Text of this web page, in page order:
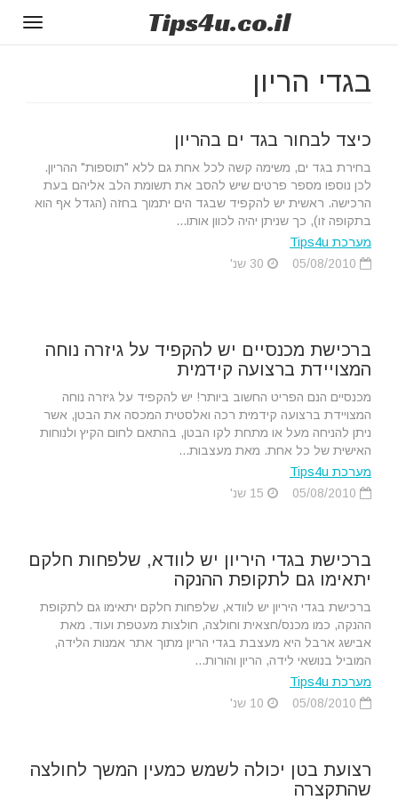
Tips4u.co.il
בגדי הריון
כיצד לבחור בגד ים בהריון
בחירת בגד ים, משימה קשה לכל אחת גם ללא "תוספות" ההריון.
לכן נוספו מספר פרטים שיש להסב את תשומת הלב אליהם בעת
הרכישה. ראשית יש להקפיד שבגד הים יתמוך בחזה (הגדל אף הוא
בתקופה זו), כך שניתן יהיה לכוון אותו...
מערכת Tips4u
ברכישת מכנסיים יש להקפיד על גיזרה נוחה
המצויידת ברצועה קידמית
מכנסיים הנם הפריט החשוב ביותר! יש להקפיד על גיזרה נוחה
המצויידת ברצועה קידמית רכה ואלסטית המכסה את הבטן, אשר
ניתן להניחה מעל או מתחת לקו הבטן, בהתאם לחום הקיץ ולנוחות
האישית של כל אחת. מאת מעצבות...
מערכת Tips4u
ברכישת בגדי היריון יש לוודא, שלפחות חלקם
יתאימו גם לתקופת ההנקה
ברכישת בגדי היריון יש לוודא, שלפחות חלקם יתאימו גם לתקופת
ההנקה, כמו מכנס/חצאית וחולצה, חולצות מעטפת ועוד. מאת
אבישג ארבל היא מעצבת בגדי הריון מתוך אתר אמנות הלידה,
המוביל בנושאי לידה, הריון והורות...
מערכת Tips4u
רצועת בטן יכולה לשמש כמעין המשך לחולצה
שהתקצרה